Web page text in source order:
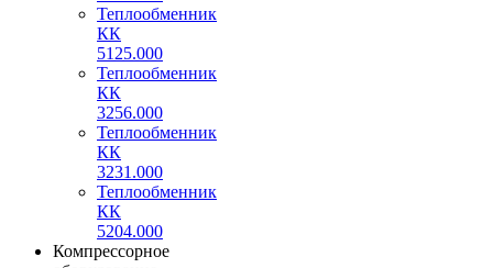
Теплообменник
КК
5125.000
Теплообменник
КК
3256.000
Теплообменник
КК
3231.000
Теплообменник
КК
5204.000
Компрессорное